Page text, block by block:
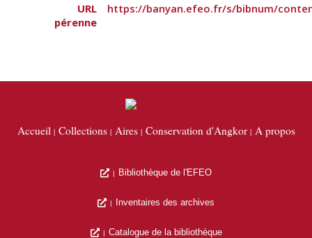
URL
pérenne
https://banyan.efeo.fr/s/bibnum/
Accueil Collections Aires Conservation d'Angkor A propos
Bibliothèque de l'EFEO
Inventaires des archives
Catalogue de la bibliothèque